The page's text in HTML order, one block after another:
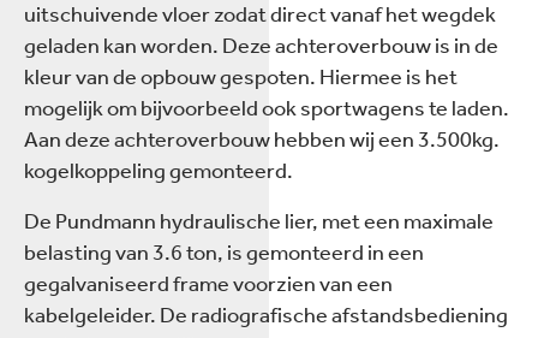
uitschuivende vloer zodat direct vanaf het wegdek
geladen kan worden. Deze achteroverbouw is in de
kleur van de opbouw gespoten. Hiermee is het
mogelijk om bijvoorbeeld ook sportwagens te laden.
Aan deze achteroverbouw hebben wij een 3.500kg.
kogelkoppeling gemonteerd.
De Pundmann hydraulische lier, met een maximale
belasting van 3.6 ton, is gemonteerd in een
gegalvaniseerd frame voorzien van een
kabelgeleider. De radiografische afstandsbediening